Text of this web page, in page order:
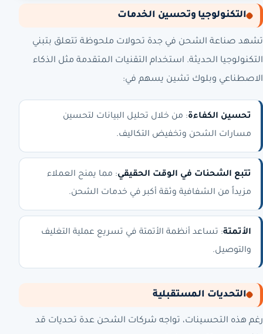
التكنولوجيا وتحسين الخدمات
تشهد صناعة الشحن في جدة تحولات ملحوظة تتعلق بتبني
التكنولوجيا الحديثة. استخدام التقنيات المتقدمة مثل الذكاء
الاصطناعي وبلوك تشين يسهم في:
تحسين الكفاءة: من خلال تحليل البيانات لتحسين
مسارات الشحن وتخفيض التكاليف.
تتبع الشحنات في الوقت الحقيقي: مما يمنح العملاء
مزيداً من الشفافية وثقة أكبر في خدمات الشحن.
الأتمتة: تساعد أنظمة الأتمتة في تسريع عملية التغليف
والتوصيل.
التحديات المستقبلية
رغم هذه التحسينات، تواجه شركات الشحن عدة تحديات قد